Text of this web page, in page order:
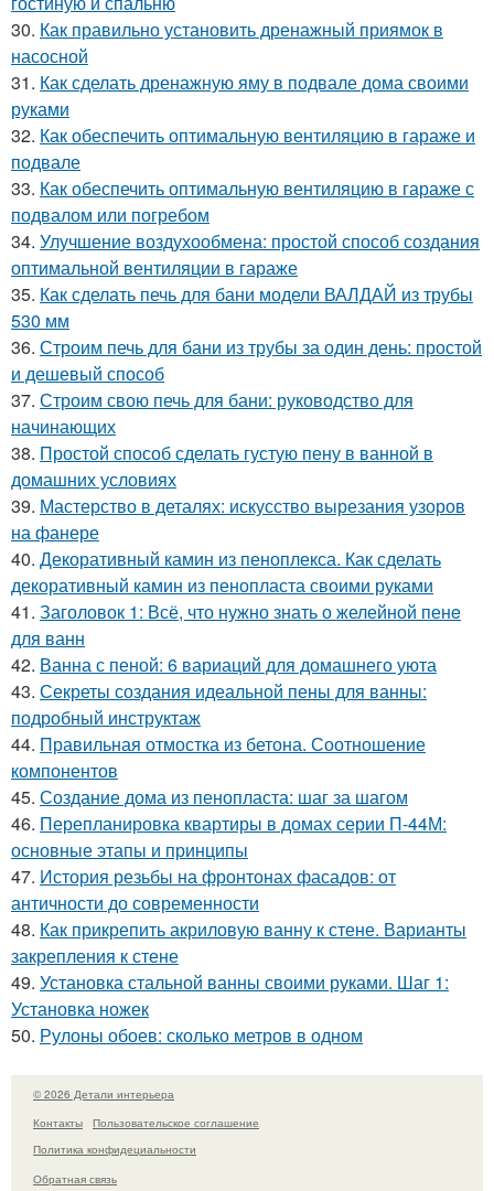
30. Как правильно установить дренажный приямок в
насосной
31. Как сделать дренажную яму в подвале дома своими
руками
32. Как обеспечить оптимальную вентиляцию в гараже и
подвале
33. Как обеспечить оптимальную вентиляцию в гараже с
подвалом или погребом
34. Улучшение воздухообмена: простой способ создания
оптимальной вентиляции в гараже
35. Как сделать печь для бани модели ВАЛДАЙ из трубы
530 мм
36. Строим печь для бани из трубы за один день: простой
и дешевый способ
37. Строим свою печь для бани: руководство для
начинающих
38. Простой способ сделать густую пену в ванной в
домашних условиях
39. Мастерство в деталях: искусство вырезания узоров
на фанере
40. Декоративный камин из пеноплекса. Как сделать
декоративный камин из пенопласта своими руками
41. Заголовок 1: Всё, что нужно знать о желейной пенe
для ванн
42. Ванна с пеной: 6 вариаций для домашнего уюта
43. Секреты создания идеальной пены для ванны:
подробный инструктаж
44. Правильная отмостка из бетона. Соотношение
компонентов
45. Создание дома из пенопласта: шаг за шагом
46. Перепланировка квартиры в домах серии П-44М:
основные этапы и принципы
47. История резьбы на фронтонах фасадов: от
античности до современности
48. Как прикрепить акриловую ванну к стене. Варианты
закрепления к стене
49. Установка стальной ванны своими руками. Шаг 1:
Установка ножек
50. Рулоны обоев: сколько метров в одном
© 2026 Детали интерьера
Контакты
Пользовательское соглашение
Политика конфидециальности
Обратная связь